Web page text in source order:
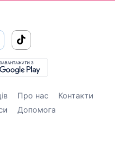
Про нас
Контакти
Допомога